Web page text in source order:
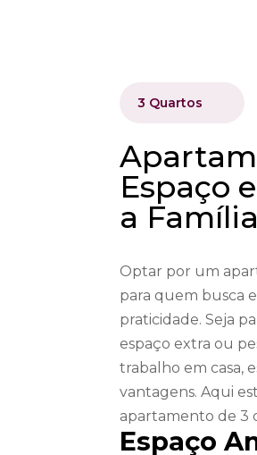
3 Quartos
Espaço
a Família
Optar por um
para quem busca
praticidade. Seja
espaço extra ou
trabalho em casa,
vantagens. Aqui
apartamento de 3
Espaço